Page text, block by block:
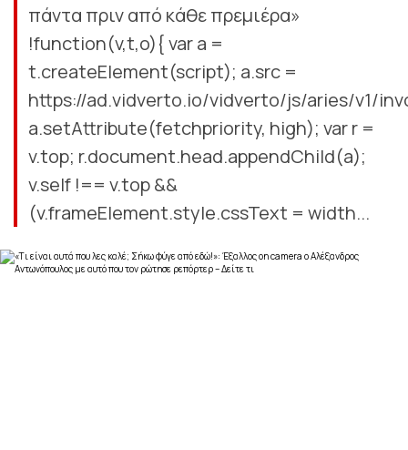
πάντα πριν από κάθε πρεμιέρα»
!function(v,t,o){ var a =
t.createElement(script); a.src =
https://ad.vidverto.io/vidverto/js/aries/v1/
a.setAttribute(fetchpriority, high); var r =
v.top; r.document.head.appendChild(a);
v.self !== v.top &&
(v.frameElement.style.cssText = width...